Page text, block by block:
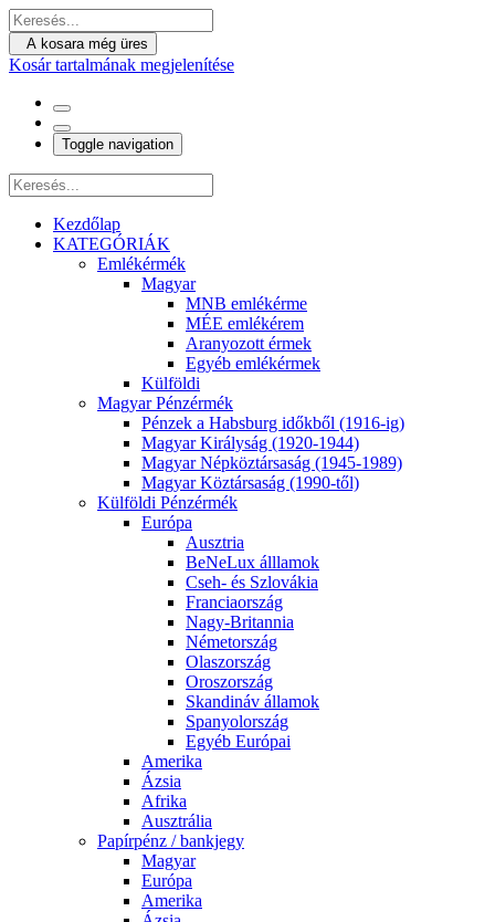
A kosara még üres
Kosár tartalmának megjelenítése
Toggle navigation
Kezdőlap
KATEGÓRIÁK
Emlékérmék
Magyar
MNB emlékérme
MÉE emlékérem
Aranyozott érmek
Egyéb emlékérmek
Külföldi
Magyar Pénzérmék
Pénzek a Habsburg időkből (1916-ig)
Magyar Királyság (1920-1944)
Magyar Népköztársaság (1945-1989)
Magyar Köztársaság (1990-től)
Külföldi Pénzérmék
Európa
Ausztria
BeNeLux álllamok
Cseh- és Szlovákia
Franciaország
Nagy-Britannia
Németország
Olaszország
Oroszország
Skandináv államok
Spanyolország
Egyéb Európai
Amerika
Ázsia
Afrika
Ausztrália
Papírpénz / bankjegy
Magyar
Európa
Amerika